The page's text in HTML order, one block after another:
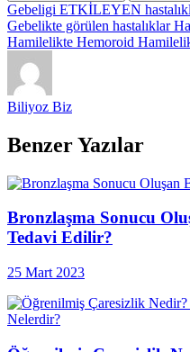
Gebeligi ETKİLEYEN
Gebelikte görülen hastalıklar
Hamilelikte Hemoroid
Biliyoz Biz
Benzer Yazılar
Bronzlaşma Sonucu
Tedavi Edilir?
25 Mart 2023